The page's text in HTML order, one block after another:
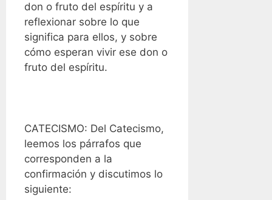
don o fruto del espíritu y a
reflexionar sobre lo que
significa para ellos, y sobre
cómo esperan vivir ese don o
fruto del espíritu.
CATECISMO: Del Catecismo,
leemos los párrafos que
corresponden a la
confirmación y discutimos lo
siguiente: